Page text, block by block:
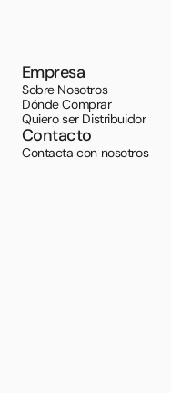
Empresa
Sobre Nosotros
Dónde Comprar
Quiero ser Distribuidor
Contacto
Contacta con nosotros